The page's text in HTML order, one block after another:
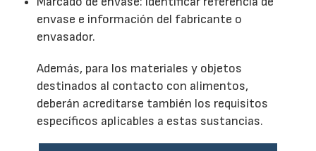
envase e información del fabricante o
envasador.
Además, para los materiales y objetos
destinados al contacto con alimentos,
deberán acreditarse también los requisitos
específicos aplicables a estas sustancias.